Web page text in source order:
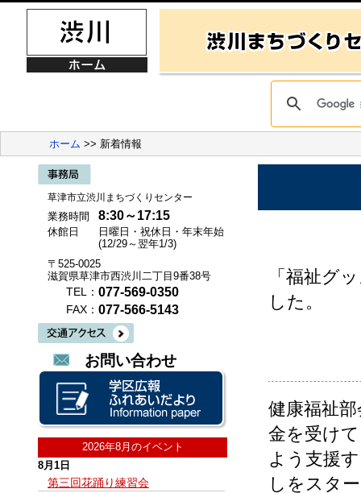
ホーム >> 新着情報
草津市立渋川まちづくりセンター
業務時間 8:30～17:15
休館日
日曜日・祝休日・年末年始
(12/29～翌年1/3)
〒525-0025
滋賀県草津市西渋川二丁目9番38号
TEL： 077-569-0350
FAX： 077-566-5143
お問い合わせ
2026年8月のイベント
8月1日
第三回花踊り練習会
「福祉グ
した。
健康福祉
金を受け
よう支援
しをスタ